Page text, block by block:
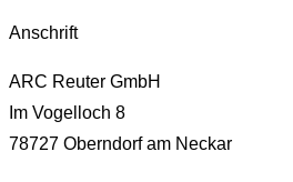
Anschrift
ARC Reuter GmbH
Im Vogelloch 8
78727 Oberndorf am Neckar